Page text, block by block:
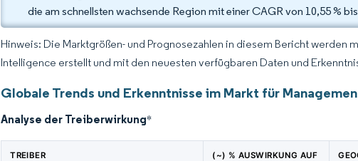
die am schnellsten wachsende Region mit einer CAGR von 10,55 %
Hinweis: Die Marktgrößen- und Prognosezahlen in diesem Bericht werden
Intelligence erstellt und mit den neuesten verfügbaren Daten und
Globale Trends und Erkenntnisse im Markt für
Analyse der Treiberwirkung*
TREIBER
(~) % AUSWIRKUNG AUF